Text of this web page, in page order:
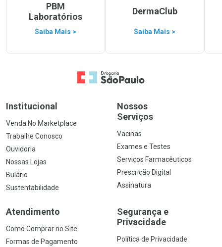
PBM
Laboratórios
Saiba Mais >
DermaClub
Saiba Mais >
Ir para a Home
Institucional
Venda No Marketplace
Trabalhe Conosco
Ouvidoria
Nossas Lojas
Bulário
Sustentabilidade
Nossos
Serviços
Vacinas
Exames e Testes
Serviços Farmacêuticos
Prescrição Digital
Assinatura
Atendimento
Como Comprar no Site
Formas de Pagamento
Segurança e
Privacidade
Política de Privacidade